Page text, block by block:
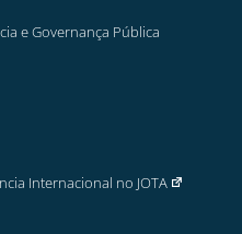
e Governança Pública
Internacional no JOTA